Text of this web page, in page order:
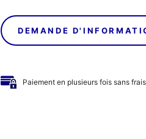
DEMANDE
Paiement en plusieurs fois sans frais